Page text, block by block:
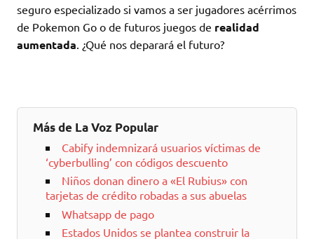
seguro especializado si vamos a ser jugadores acérrimos
de Pokemon Go o de futuros juegos de realidad
aumentada. ¿Qué nos deparará el futuro?
Más de La Voz Popular
Cabify indemnizará usuarios víctimas de
‘cyberbulling’ con códigos descuento
Niños donan dinero a «El Rubius» con
tarjetas de crédito robadas a sus abuelas
Whatsapp de pago
Estados Unidos se plantea construir la